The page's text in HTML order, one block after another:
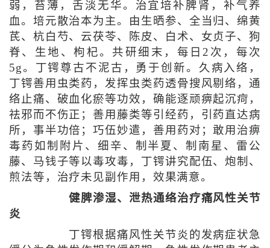
弱，苔薄，舌淡无华。治宜培补脾肾，补气养
血。培元散治本为主。由生晒参、全当归、绵黄
芪、杭白芍、云茯苓、陈皮、白术、女贞子、狗
脊、生地、枸杞。共研细末，每日2次，每次
5g。丁锷尊古不泥古，勇于创新。久病入络，
丁锷善用虫类药，发挥虫类药透骨搜风剔络，通
络止痛、破血化瘀等功效，确能逐顽痹起沉疴，
祛邪而不伤正；善用藤类等引经药，引药直达病
所，事半功倍；巧伍妙遣，善用药对；敢用治痹
毒药如制附片、细辛、制半夏、制南星、雷公
藤、马钱子等以毒攻毒，丁锷讲究配伍、炮制、
煎法等，治疗未见副作用，效果满意。
健脾渗湿、泄热通络治疗痛风性关节
炎
丁锷根据痛风性关节炎的发病症状急